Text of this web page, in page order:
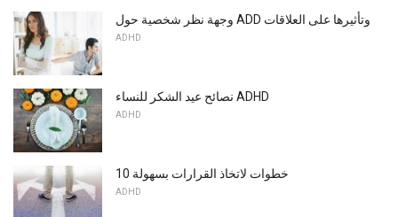
وجهة نظر شخصية حول ADD وتأثيرها على العلاقات
ADHD
نصائح عيد الشكر للنساء ADHD
ADHD
10 خطوات لاتخاذ القرارات بسهولة
ADHD